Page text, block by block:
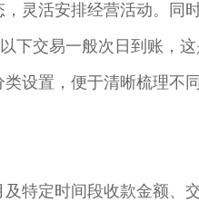
灵活安排经营活动。同
交易一般次日到账，这
设置，便于清晰梳理不
特定时间段收款金额、